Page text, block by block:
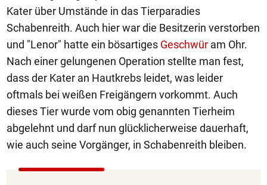
Kater über Umstände in das Tierparadies
Schabenreith. Auch hier war die Besitzerin verstorben
und "Lenor" hatte ein bösartiges Geschwür am Ohr.
Nach einer gelungenen Operation stellte man fest,
dass der Kater an Hautkrebs leidet, was leider
oftmals bei weißen Freigängern vorkommt. Auch
dieses Tier wurde vom obig genannten Tierheim
abgelehnt und darf nun glücklicherweise dauerhaft,
wie auch seine Vorgänger, in Schabenreith bleiben.